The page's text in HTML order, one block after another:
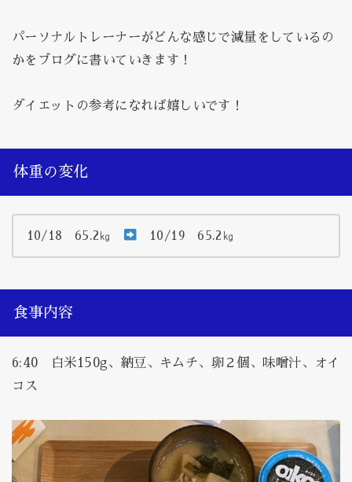
パーソナルトレーナーがどんな感じで減量をしているの
かをブログに書いていきます！
ダイエットの参考になれば嬉しいです！
体重の変化
10/18 65.2㎏ 10/19 65.2㎏
食事内容
6:40 白米150g、納豆、キムチ、卵２個、味噌汁、オイ
コス